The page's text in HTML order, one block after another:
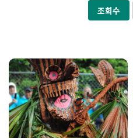
조회수